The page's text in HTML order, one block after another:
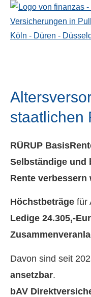
staatlichen
RÜRUP
Selbständige und
Rente verbessern
Höchstbeträge für
Ledige 24.305,-
Davon sind seit
ansetzbar.
bAV